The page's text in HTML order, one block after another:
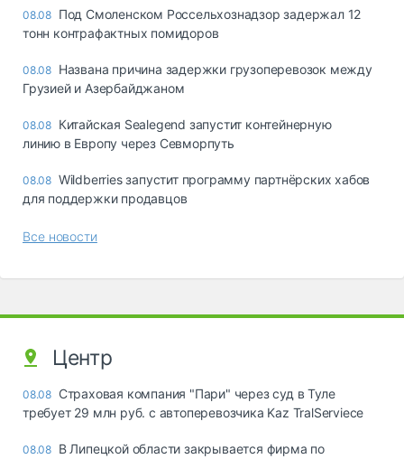
08.08 Под Смоленском Россельхознадзор задержал 12
тонн контрафактных помидоров
08.08 Названа причина задержки грузоперевозок между
Грузией и Азербайджаном
08.08 Китайская Sealegend запустит контейнерную
линию в Европу через Севморпуть
08.08 Wildberries запустит программу партнёрских хабов
для поддержки продавцов
Все новости
Центр
08.08 Страховая компания "Пари" через суд в Туле
требует 29 млн руб. с автоперевозчика Kaz TralServiece
08.08 В Липецкой области закрывается фирма по